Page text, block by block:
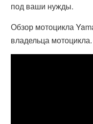
под ваши нужды.
Обзор мотоцикла
владельца мотоцикла.